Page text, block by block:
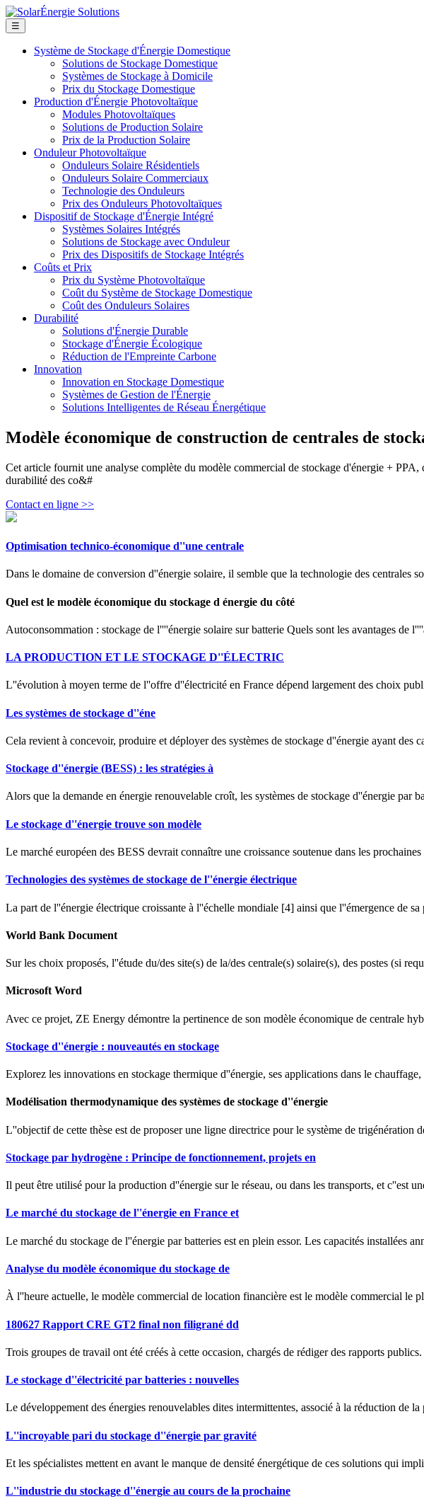
☰
Système de Stockage d'Énergie Domestique
Solutions de Stockage Domestique
Systèmes de Stockage à Domicile
Prix du Stockage Domestique
Production d'Énergie Photovoltaïque
Modules Photovoltaïques
Solutions de Production Solaire
Prix de la Production Solaire
Onduleur Photovoltaïque
Onduleurs Solaire Résidentiels
Onduleurs Solaire Commerciaux
Technologie des Onduleurs
Prix des Onduleurs Photovoltaïques
Dispositif de Stockage d'Énergie Intégré
Systèmes Solaires Intégrés
Solutions de Stockage avec Onduleur
Prix des Dispositifs de Stockage Intégrés
Coûts et Prix
Prix du Système Photovoltaïque
Coût du Système de Stockage Domestique
Coût des Onduleurs Solaires
Durabilité
Solutions d'Énergie Durable
Stockage d'Énergie Écologique
Réduction de l'Empreinte Carbone
Innovation
Innovation en Stockage Domestique
Systèmes de Gestion de l'Énergie
Solutions Intelligentes de Réseau Énergétique
Modèle économique de construction de centrales de
Cet article fournit une analyse complète du modèle commercial de stockage d'énergie +
durabilité des co&#
Contact en ligne >>
Optimisation technico-économique d''une centrale
Dans le domaine de conversion d''énergie solaire, il semble que la technologie des centrales
Quel est le modèle économique du stockage d énergie du côté
Autoconsommation : stockage de l''''énergie solaire sur batterie Quels sont les avantages de
LA PRODUCTION ET LE STOCKAGE D''ÉLECTRIC
L''évolution à moyen terme de l''offre d''électricité en France dépend largement des choix
Les systèmes de stockage d''éne
Cela revient à concevoir, produire et déployer des systèmes de stockage d''énergie ayant des
Stockage d''énergie (BESS) : les stratégies à
Alors que la demande en énergie renouvelable croît, les systèmes de stockage d''énergie par
Le stockage d''énergie trouve son modèle
Le marché européen des BESS devrait connaître une croissance soutenue dans les prochaines
Technologies des systèmes de stockage de l''énergie électrique
La part de l''énergie électrique croissante à l''échelle mondiale [4] ainsi que l''émergence de
World Bank Document
Sur les choix proposés, l''étude du/des site(s) de la/des centrale(s) solaire(s), des postes (si
Microsoft Word
Avec ce projet, ZE Energy démontre la pertinence de son modèle économique de centrale
Stockage d''énergie : nouveautés en stockage
Explorez les innovations en stockage thermique d''énergie, ses applications dans le
Modélisation thermodynamique des systèmes de stockage d''énergie
L''objectif de cette thèse est de proposer une ligne directrice pour le système de
Stockage par hydrogène : Principe de fonctionnement, projets en
Il peut être utilisé pour la production d''énergie sur le réseau, ou dans les transports, et c''est
Le marché du stockage de l''énergie en France et
Le marché du stockage de l''énergie par batteries est en plein essor. Les capacités installées
Analyse du modèle économique du stockage de
À l''heure actuelle, le modèle commercial de location financière est le modèle commercial le
180627 Rapport CRE GT2 final non filigrané dd
Trois groupes de travail ont été créés à cette occasion, chargés de rédiger des rapports
Le stockage d''électricité par batteries : nouvelles
Le développement des énergies renouvelables dites intermittentes, associé à la réduction de
L''incroyable pari du stockage d''énergie par gravité
Et les spécialistes mettent en avant le manque de densité énergétique de ces solutions qui
L''industrie du stockage d''énergie au cours de la prochaine